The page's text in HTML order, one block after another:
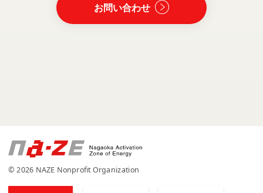
お問い合わせ
© 2026 NAZE Nonprofit Organization